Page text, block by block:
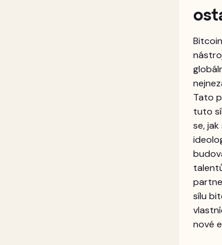
Tato
tuto
se,
sílu
nové